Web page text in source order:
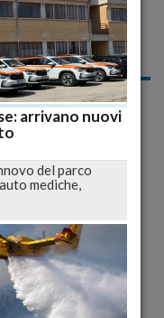
12
individuano
Parco di Gioia
arrivano nuovi
del parco
mediche,